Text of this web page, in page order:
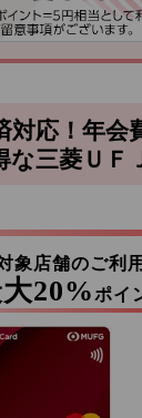
対応！年会
な三菱ＵＦ
象店舗のご利
20% ポイ